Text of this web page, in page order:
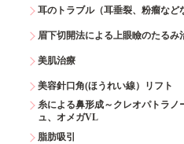
耳のトラブル（耳垂裂、粉瘤など
眉下切開法による上眼瞼のたるみ
美肌治療
美容針口角(ほうれい線）リフト
糸による鼻形成～クレオパトラ
ュ、オメガVL
脂肪吸引